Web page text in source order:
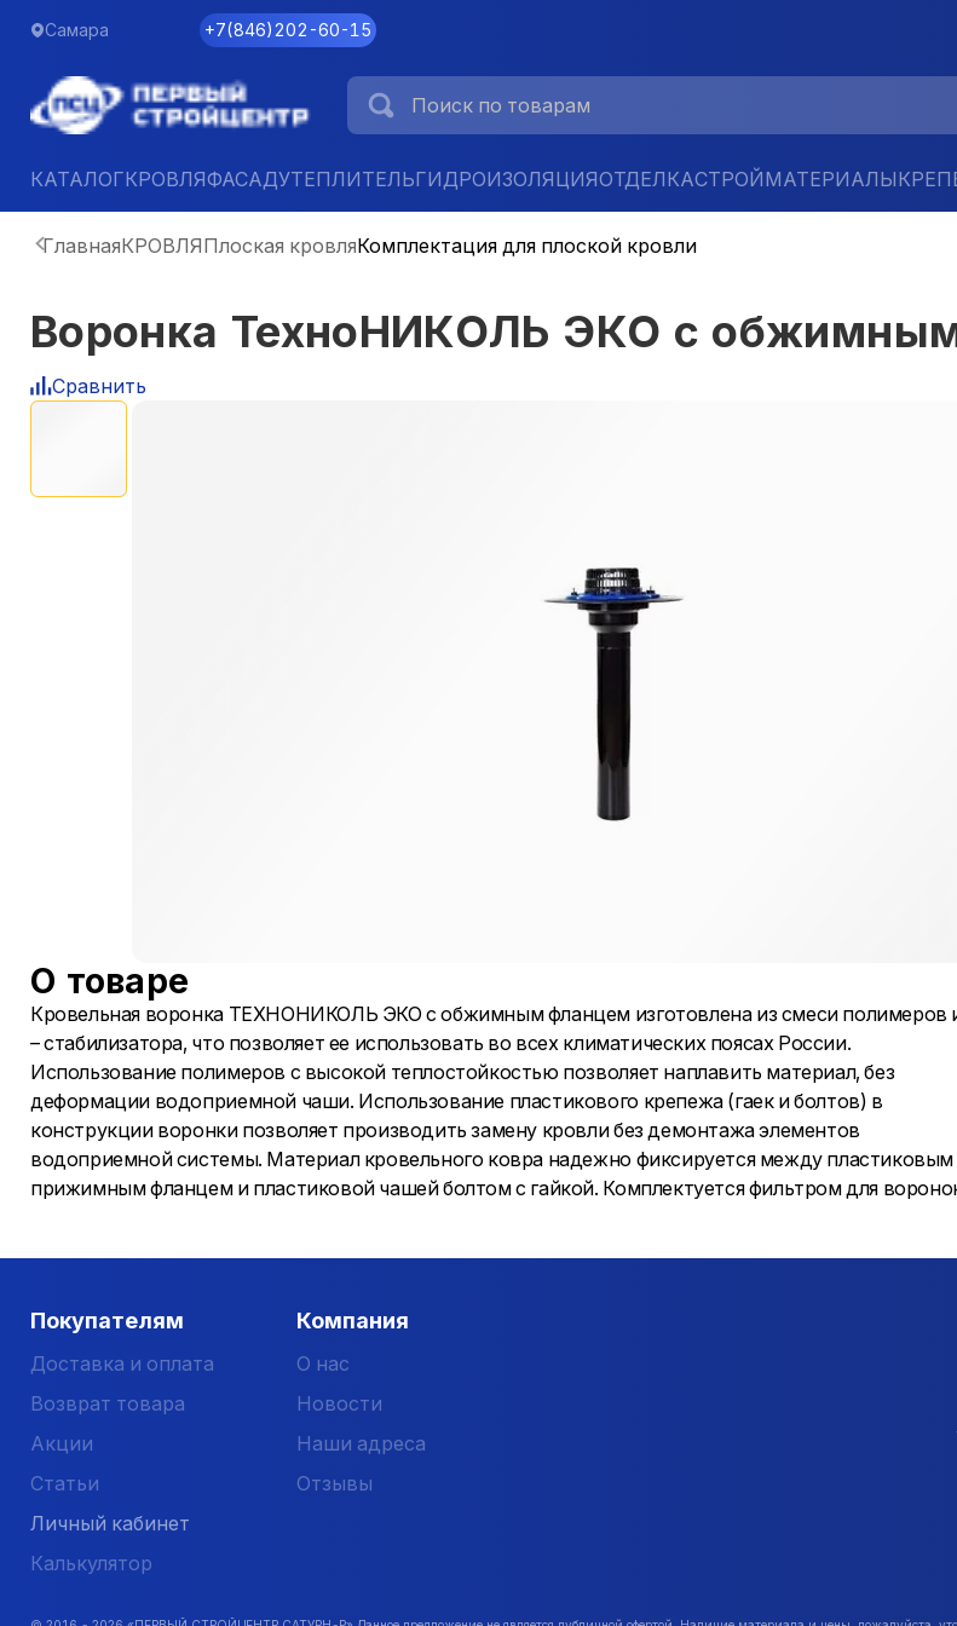
Самара +7(846)202-60-15
КАТАЛОГКРОВЛЯФАСАДУТЕПЛИТЕЛЬГИДРОИЗОЛЯЦИЯОТДЕЛКАСТРОЙМАТЕРИАЛЫ
ГлавнаяКРОВЛЯПлоская кровляКомплектация для плоской кровли
Воронка ТехноНИКОЛЬ ЭКО с
Сравнить
О товаре
Кровельная воронка ТЕХНОНИКОЛЬ ЭКО с обжимным фланцем изготовлена из смеси полимеров
– стабилизатора, что позволяет ее использовать во всех климатических поясах России.
Использование полимеров с высокой теплостойкостью позволяет наплавить материал, без
деформации водоприемной чаши. Использование пластикового крепежа (гаек и болтов) в
конструкции воронки позволяет производить замену кровли без демонтажа элементов
водоприемной системы. Материал кровельного ковра надежно фиксируется между пластиковым
прижимным фланцем и пластиковой чашей болтом с гайкой. Комплектуется фильтром для
Покупателям
Доставка и оплата
Возврат товара
Акции
Статьи
Личный кабинет
Калькулятор
Компания
О нас
Новости
Наши адреса
Отзывы